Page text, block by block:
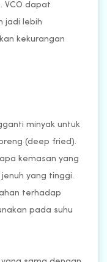
VCO dapat
jadi lebih
kekurangan
minyak untuk
(deep fried).
kemasan yang
yang tinggi.
terhadap
pada suhu